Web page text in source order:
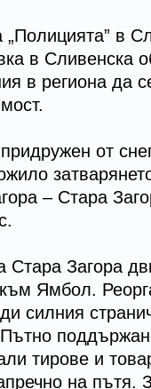
„Полицията” в
в Сливенска
в региона да
от
– Стара
Стара Загора
Ямбол.
силния
Пътно
тирове и
на пътя.